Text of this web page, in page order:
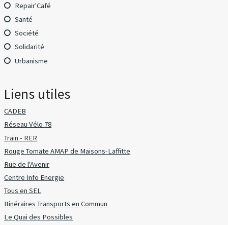
Repair'Café
Santé
Société
Solidarité
Urbanisme
Liens utiles
CADEB
Réseau Vélo 78
Train - RER
Rouge Tomate AMAP de Maisons-Laffitte
Rue de l'Avenir
Centre Info Energie
Tous en SEL
Itinéraires Transports en Commun
Le Quai des Possibles